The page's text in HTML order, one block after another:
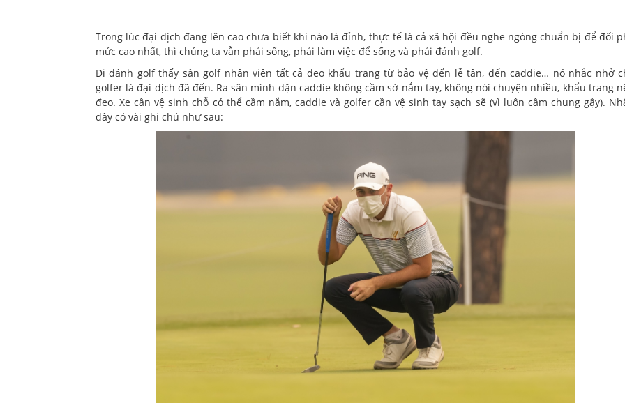
Trong lúc đại dịch đang lên cao chưa biết khi nào là đỉnh, thực tế là cả xã hội đều nghe ngóng chuẩn bị để đối
mức cao nhất, thì chúng ta vẫn phải sống, phải làm việc để sống và phải đánh golf.
Đi đánh golf thấy sân golf nhân viên tất cả đeo khẩu trang từ bảo vệ đến lễ tân, đến caddie… nó nhắc nhở
golfer là đại dịch đã đến. Ra sân mình dặn caddie không cầm sờ nắm tay, không nói chuyện nhiều, khẩu trang
đeo. Xe cần vệ sinh chỗ có thể cầm nắm, caddie và golfer cần vệ sinh tay sạch sẽ (vì luôn cầm chung gậy).
đây có vài ghi chú như sau: